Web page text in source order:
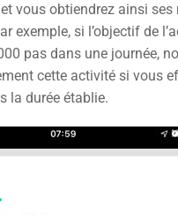
vous obtiendrez ainsi
exemple, si l’objectif de
pas dans une journée,
cette activité si vous
la durée établie.